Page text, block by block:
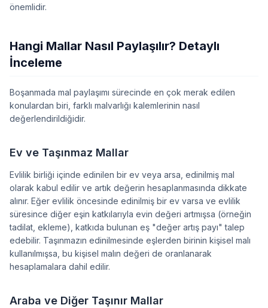
önemlidir.
Hangi Mallar Nasıl Paylaşılır? Detaylı
İnceleme
Boşanmada mal paylaşımı sürecinde en çok merak edilen
konulardan biri, farklı malvarlığı kalemlerinin nasıl
değerlendirildiğidir.
Ev ve Taşınmaz Mallar
Evlilik birliği içinde edinilen bir ev veya arsa, edinilmiş mal
olarak kabul edilir ve artık değerin hesaplanmasında dikkate
alınır. Eğer evlilik öncesinde edinilmiş bir ev varsa ve evlilik
süresince diğer eşin katkılarıyla evin değeri artmışsa (örneğin
tadilat, ekleme), katkıda bulunan eş "değer artış payı" talep
edebilir. Taşınmazın edinilmesinde eşlerden birinin kişisel malı
kullanılmışsa, bu kişisel malın değeri de oranlanarak
hesaplamalara dahil edilir.
Araba ve Diğer Taşınır Mallar